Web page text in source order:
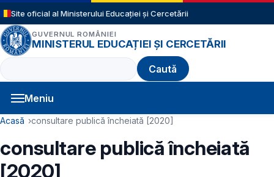
Sari la conținutul principal
Site oficial al Ministerului Educației și Cercetării
GUVERNUL ROMÂNIEI
MINISTERUL EDUCAȚIEI ȘI CERCETĂRII
Caută
Meniu
Navigație principală
Cale de navigare
Acasă consultare publică încheiată [2020]
consultare publică încheiată
[2020]